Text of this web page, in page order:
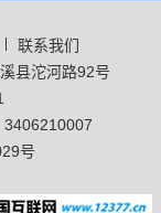
联系我们
县沱河路92号
3406210007
号